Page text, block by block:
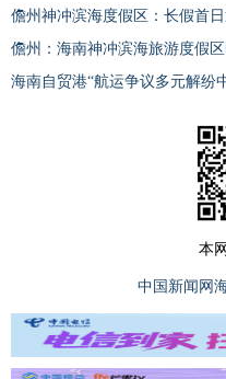
儋州神冲滨海度假区：长假首
儋州：海南神冲滨海旅游度假
海南自贸港“航运争议多元解纷
本
中国新闻网